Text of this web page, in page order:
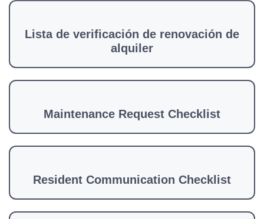
Lista de verificación de renovación de
alquiler
Maintenance Request Checklist
Resident Communication Checklist